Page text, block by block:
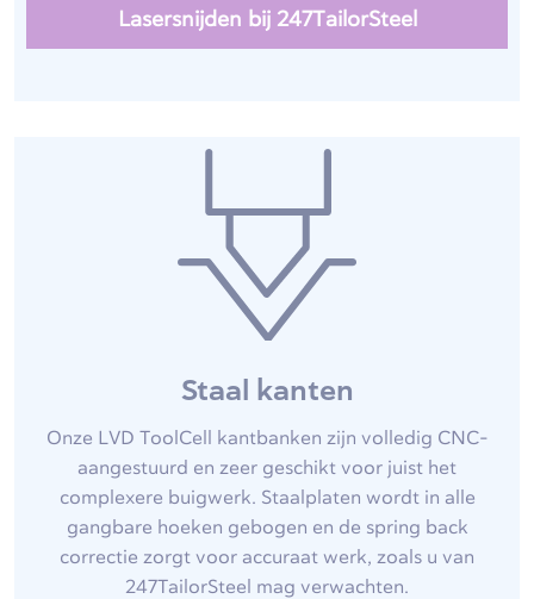
Lasersnijden bij 247TailorSteel
Staal kanten
Onze LVD ToolCell kantbanken zijn volledig CNC-
aangestuurd en zeer geschikt voor juist het
complexere buigwerk. Staalplaten wordt in alle
gangbare hoeken gebogen en de spring back
correctie zorgt voor accuraat werk, zoals u van
247TailorSteel mag verwachten.